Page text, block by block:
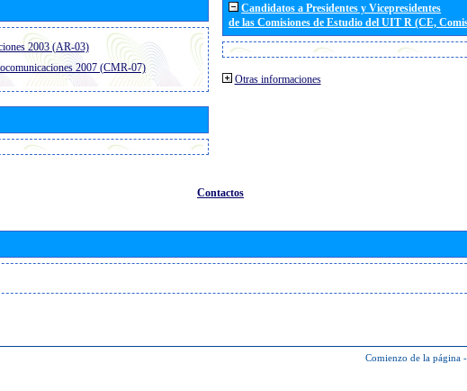
2003 (AR-03)
2007 (CMR-07)
Candidatos a Presidentes y Vicepresidentes
de las Comisiones de Estudio del UIT R (CE,
Otras informaciones
Contactos
Comienzo de la página -